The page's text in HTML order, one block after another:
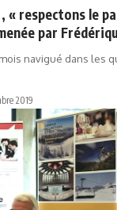
« respectons le
par
navigué dans les
2019